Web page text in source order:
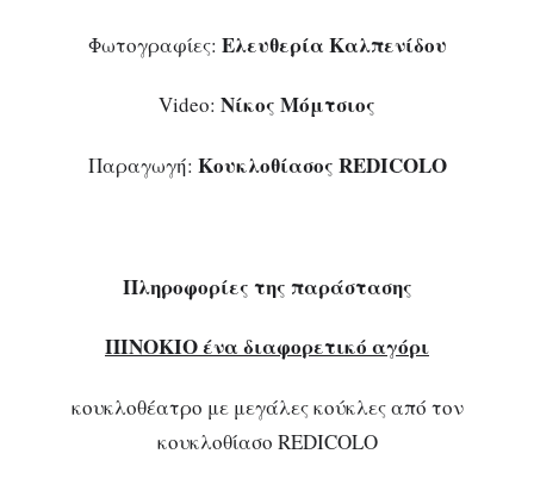
Φωτογραφίες: Ελευθερία Καλπενίδου
Video: Νίκος Μόμτσιος
Παραγωγή: Κουκλοθίασος REDICOLO
Πληροφορίες της παράστασης
ΠΙΝΟΚΙΟ ένα διαφορετικό αγόρι
κουκλοθέατρο με μεγάλες κούκλες από τον
κουκλοθίασο REDICOLO